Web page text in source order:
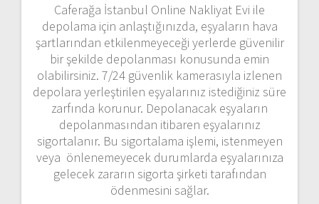
Caferağa İstanbul Online Nakliyat Evi ile
depolama için anlaştığınızda, eşyaların hava
şartlarından etkilenmeyeceği yerlerde güvenilir
bir şekilde depolanması konusunda emin
olabilirsiniz. 7/24 güvenlik kamerasıyla izlenen
depolara yerleştirilen eşyalarınız istediğiniz süre
zarfında korunur. Depolanacak eşyaların
depolanmasından itibaren eşyalarınız
sigortalanır. Bu sigortalama işlemi, istenmeyen
veya önlenemeyecek durumlarda eşyalarınıza
gelecek zararın sigorta şirketi tarafından
ödenmesini sağlar.